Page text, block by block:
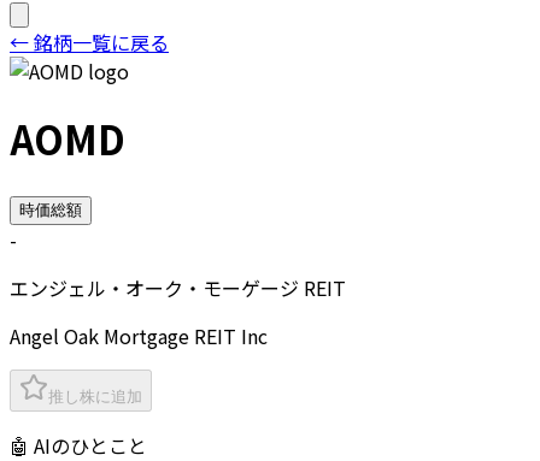
← 銘柄一覧に戻る
AOMD
時価総額
-
エンジェル・オーク・モーゲージ REIT
Angel Oak Mortgage REIT Inc
推し株に追加
🤖 AIのひとこと